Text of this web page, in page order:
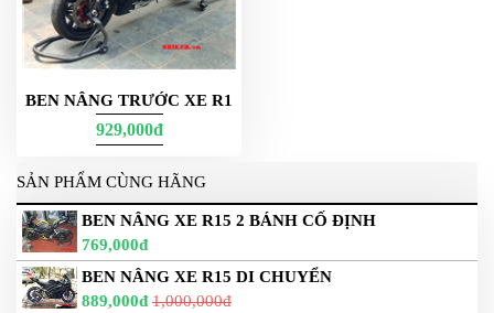
BEN NÂNG TRƯỚC XE R1
929,000đ
SẢN PHẨM CÙNG HÃNG
BEN NÂNG XE R15 2 BÁNH CỐ ĐỊNH
769,000đ
BEN NÂNG XE R15 DI CHUYỂN
889,000đ 1,000,000đ